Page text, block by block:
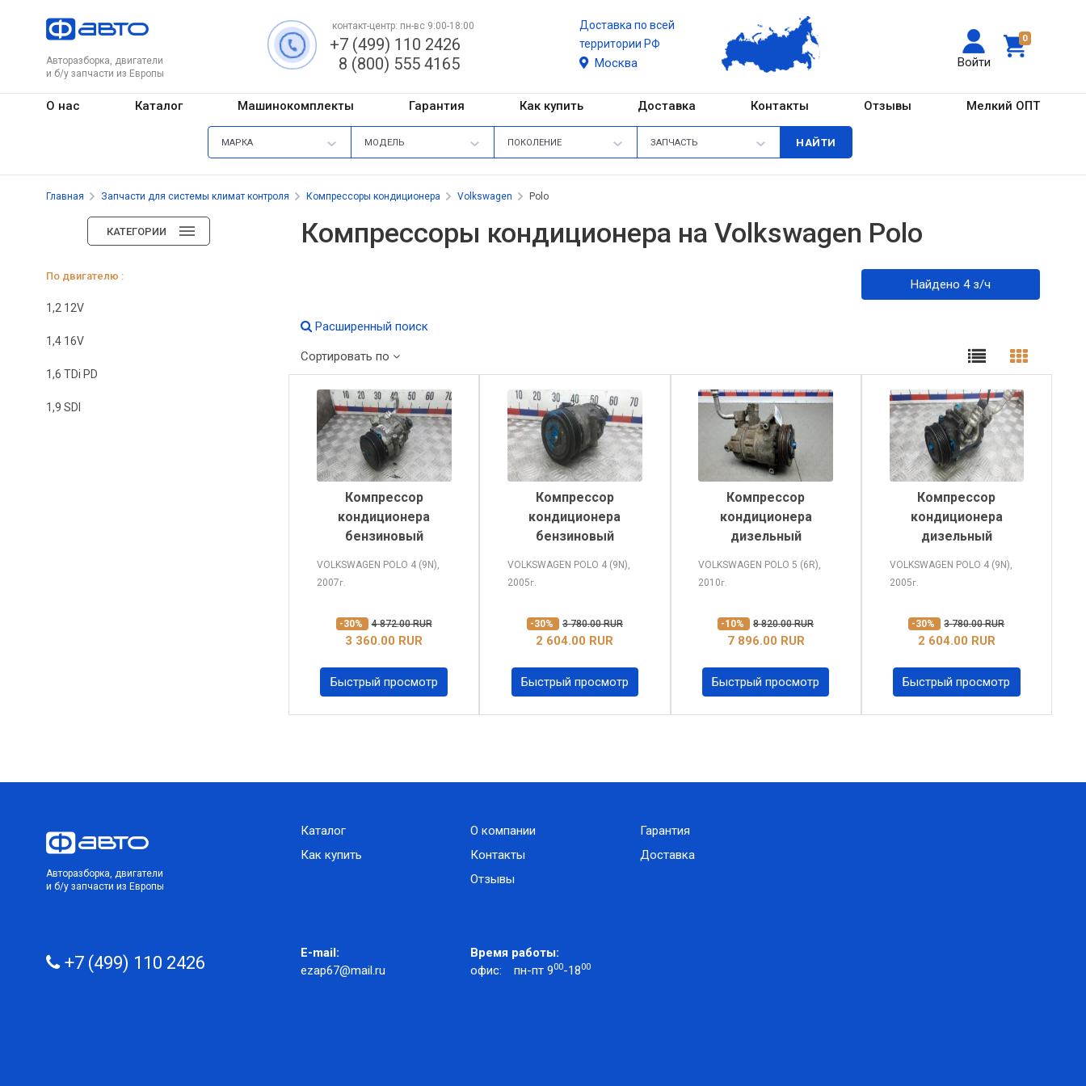
Авторазборка, двигатели
и б/у запчасти из Европы
0
Войти
контакт-центр: пн-вс 9:00-18:00
+7 (499) 110 2426
8 (800) 555 4165
Доставка по всей
территории РФ
Москва
О нас Каталог Машинокомплекты Гарантия Как купить Доставка Контакты Отзывы Мелкий ОПТ
МАРКА МОДЕЛЬ ПОКОЛЕНИЕ ЗАПЧАСТЬ
Главная Запчасти для системы климат контроля Компрессоры кондиционера Volkswagen Polo
КАТЕГОРИИ
По двигателю :
1,2 12V
1,4 16V
1,6 TDi PD
1,9 SDI
Компрессоры кондиционера на Volkswagen Polo
Найдено 4 з/ч
Расширенный поиск
Сортировать по
Компрессор
кондиционера
бензиновый
VOLKSWAGEN POLO 4 (9N),
2007г.
-30% 4 872.00 RUR
3 360.00 RUR
Быстрый просмотр
Компрессор
кондиционера
бензиновый
VOLKSWAGEN POLO 4 (9N),
2005г.
-30% 3 780.00 RUR
2 604.00 RUR
Быстрый просмотр
Компрессор
кондиционера
дизельный
VOLKSWAGEN POLO 5 (6R),
2010г.
-10% 8 820.00 RUR
7 896.00 RUR
Быстрый просмотр
Компрессор
кондиционера
дизельный
VOLKSWAGEN POLO 4 (9N),
2005г.
-30% 3 780.00 RUR
2 604.00 RUR
Быстрый просмотр
Авторазборка, двигатели
и б/у запчасти из Европы
Каталог
Как купить
О компании
Контакты
Отзывы
Гарантия
Доставка
+7 (499) 110 2426
E-mail:
ezap67@mail.ru
Время работы:
офис:
пн-пт 900-1800